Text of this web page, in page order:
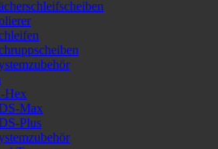
Hex
Max
Plus